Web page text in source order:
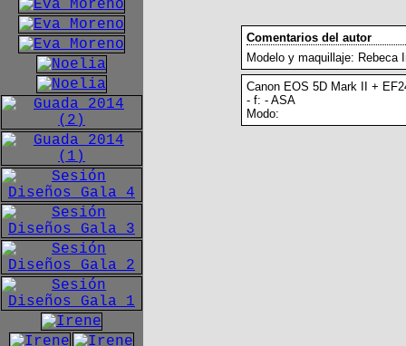
Comentarios del autor
Modelo y maquillaje: Rebeca
Canon EOS 5D Mark II +
- f: - ASA
Modo: